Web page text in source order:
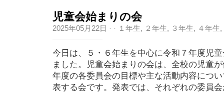
児童会始まりの会
2025年05月22日 · · １年生, ２年生, ３年生, ４年生,
今日は、５・６年生を中心に令和７年度児
ました。児童会始まりの会は、全校の児童
年度の各委員会の目標や主な活動内容につ
表する会です。発表では、それぞれの委員